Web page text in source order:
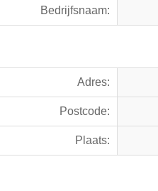
Bedrijfsnaam:
Adres:
Postcode:
Plaats: